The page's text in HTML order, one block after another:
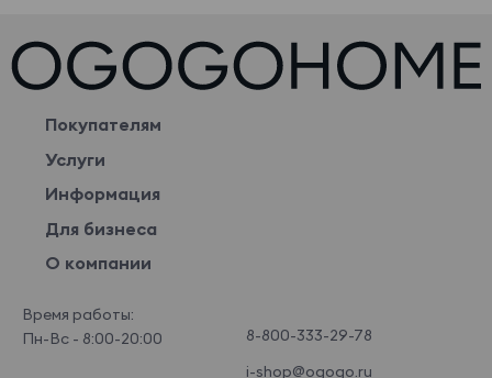
Покупателям
Услуги
Информация
Для бизнеса
О компании
Время работы:
Пн-Вс - 8:00-20:00
8-800-333-29-78
i-shop@ogogo.ru